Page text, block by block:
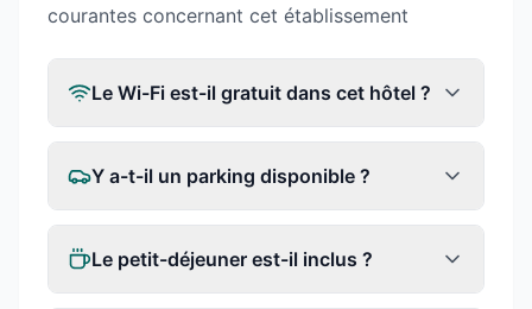
courantes concernant cet établissement
Le Wi-Fi est-il gratuit dans cet hôtel ?
Y a-t-il un parking disponible ?
Le petit-déjeuner est-il inclus ?